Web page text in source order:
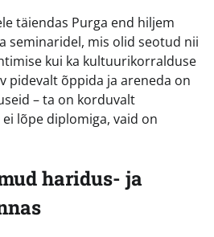
täiendas Purga end hiljem
seminaridel, mis olid seotud nii
kui ka kultuurikorralduse
pidevalt õppida ja areneda on
– ta on korduvalt
lõpe diplomiga, vaid on
haridus- ja